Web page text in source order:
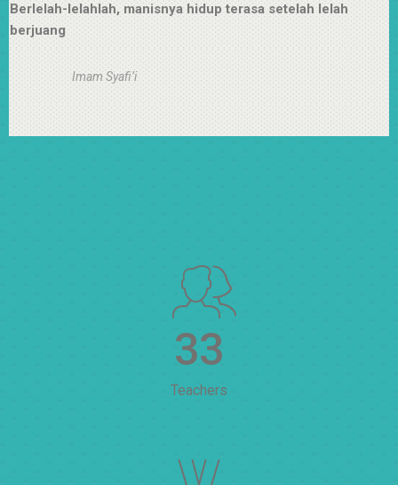
Berlelah-lelahlah, manisnya hidup terasa setelah lelah
berjuang
Imam Syafi’i
33
Teachers